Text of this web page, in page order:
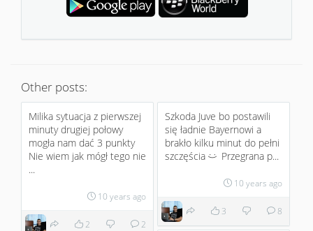
Other posts:
Milika sytuacja z pierwszej
minuty drugiej połowy
mogła nam dać 3 punkty
Nie wiem jak mógł tego nie
...
10 years ago
2 2
Szkoda Juve bo postawili
się ładnie Bayernowi a
brakło kilku minut do pełni
szczęścia :) Przegrana p...
10 years ago
3 8